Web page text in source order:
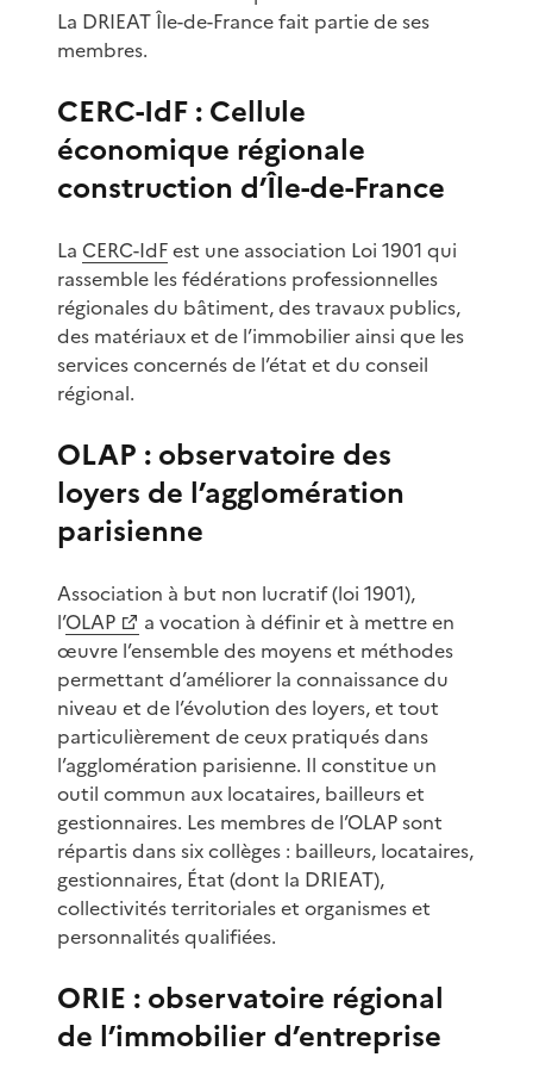
La DRIEAT Île-de-France fait partie de ses
membres.
CERC-IdF : Cellule
économique régionale
construction d’Île-de-France
La CERC-IdFest une association Loi 1901 qui
rassemble les fédérations professionnelles
régionales du bâtiment, des travaux publics,
des matériaux et de l’immobilier ainsi que les
services concernés de l’état et du conseil
régional.
OLAP : observatoire des
loyers de l’agglomération
parisienne
Association à but non lucratif (loi 1901),
l’OLAP
a vocation à définir et à mettre en
œuvre l’ensemble des moyens et méthodes
permettant d’améliorer la connaissance du
niveau et de l’évolution des loyers, et tout
particulièrement de ceux pratiqués dans
l’agglomération parisienne. Il constitue un
outil commun aux locataires, bailleurs et
gestionnaires. Les membres de l’OLAP sont
répartis dans six collèges : bailleurs, locataires,
gestionnaires, État (dont la DRIEAT),
collectivités territoriales et organismes et
personnalités qualifiées.
ORIE : observatoire régional
de l’immobilier d’entreprise